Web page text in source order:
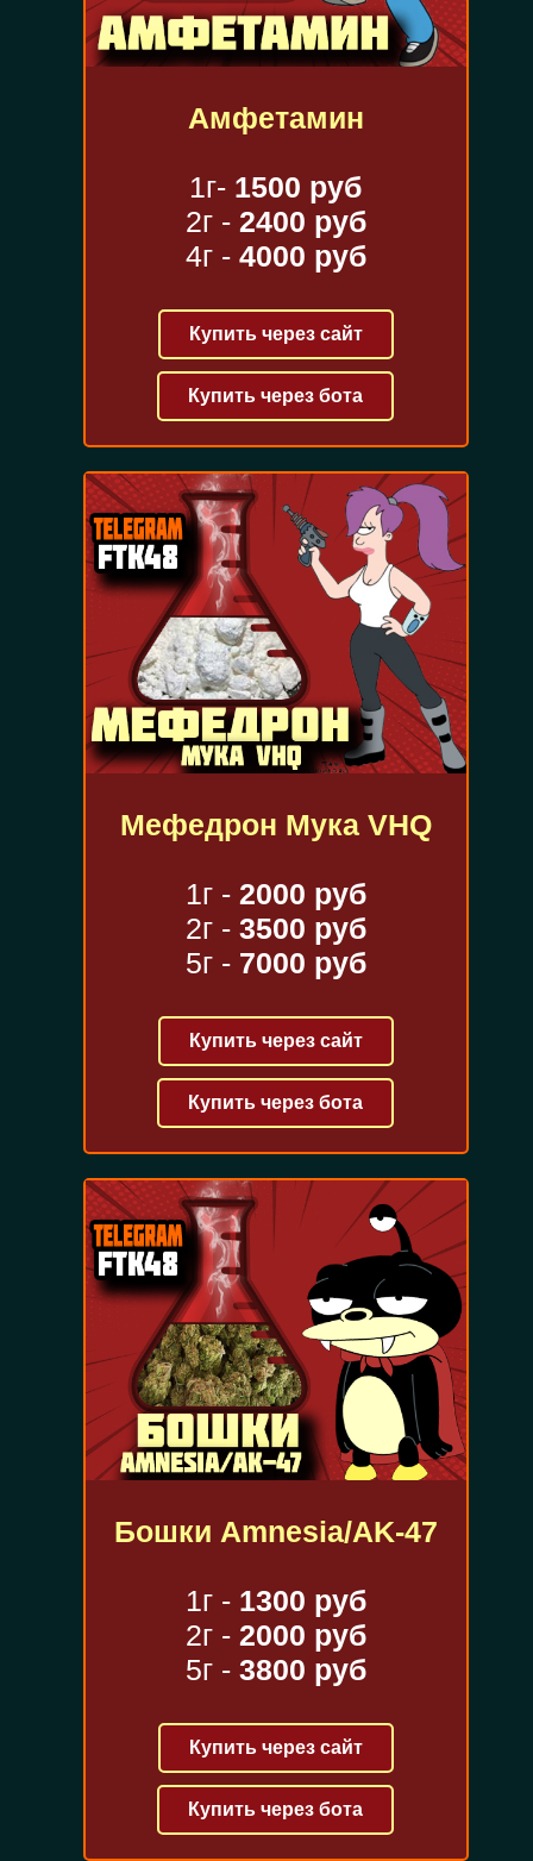
Амфетамин
1г- 1500 руб
2г - 2400 руб
4г - 4000 руб
Купить через сайт
Купить через бота
Мефедрон Мука VHQ
1г - 2000 руб
2г - 3500 руб
5г - 7000 руб
Купить через сайт
Купить через бота
Бошки Amnesia/AK-47
1г - 1300 руб
2г - 2000 руб
5г - 3800 руб
Купить через сайт
Купить через бота